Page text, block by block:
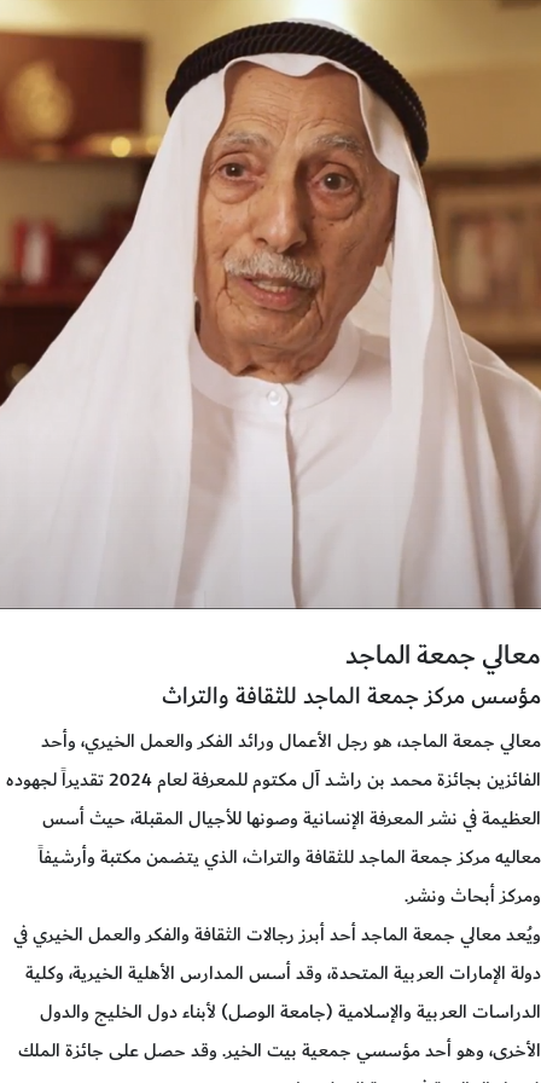
معالي جمعة الماجد
مؤسس مركز جمعة الماجد للثقافة والتراث
معالي جمعة الماجد، هو رجل الأعمال ورائد الفكر والعمل الخيري، وأحد
الفائزين بجائزة محمد بن راشد آل مكتوم للمعرفة لعام 2024 تقديراً لجهوده
العظيمة في نشر المعرفة الإنسانية وصونها للأجيال المقبلة، حيث أسس
معاليه مركز جمعة الماجد للثقافة والتراث، الذي يتضمن مكتبة وأرشيفاً
ومركز أبحاث ونشر.
ويُعد معالي جمعة الماجد أحد أبرز رجالات الثقافة والفكر والعمل الخيري في
دولة الإمارات العربية المتحدة، وقد أسس المدارس الأهلية الخيرية، وكلية
الدراسات العربية والإسلامية (جامعة الوصل) لأبناء دول الخليج والدول
الأخرى، وهو أحد مؤسسي جمعية بيت الخير. وقد حصل على جائزة الملك